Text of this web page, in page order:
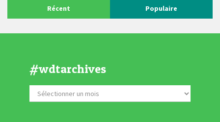
Récent Populaire
#wdtarchives